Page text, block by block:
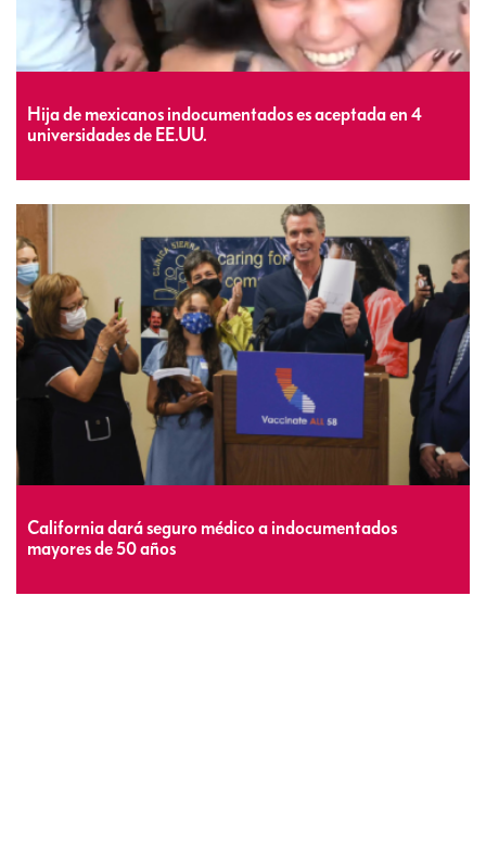
Hija de mexicanos indocumentados es aceptada en 4
universidades de EE.UU.
California dará seguro médico a indocumentados
mayores de 50 años